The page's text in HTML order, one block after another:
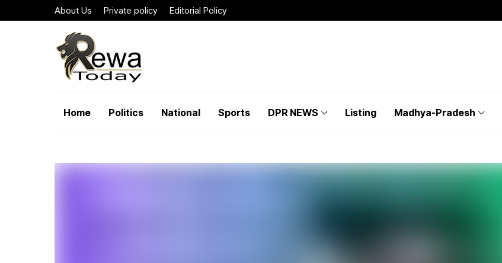
About Us Private policy Editorial Policy
Home Politics National Sports DPR NEWS Listing Madhya-Pradesh